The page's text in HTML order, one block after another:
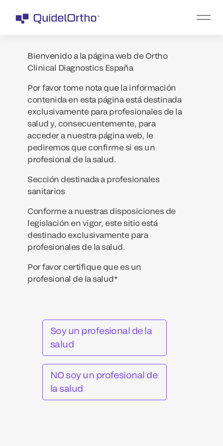
Bienvenido a la página web de Ortho
Clinical Diagnostics España
Por favor tome nota que la información
contenida en esta página está destinada
exclusivamente para profesionales de la
salud y, consecuentemente, para
acceder a nuestra página web, le
pediremos que confirme si es un
profesional de la salud.
Sección destinada a profesionales
sanitarios
Conforme a nuestras disposiciones de
legislación en vigor, este sitio está
destinado exclusivamente para
profesionales de la salud.
Por favor certifique que es un
profesional de la salud*
Soy un profesional de la
salud
NO soy un profesional de
la salud